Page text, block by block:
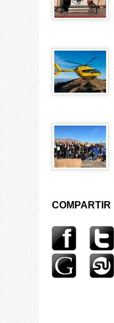
COMPARTIR